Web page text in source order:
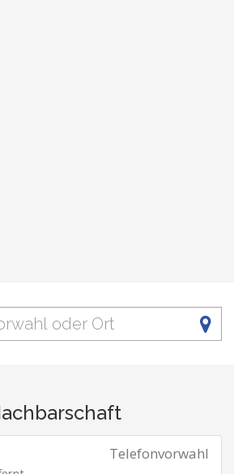
Telefonvorwahl